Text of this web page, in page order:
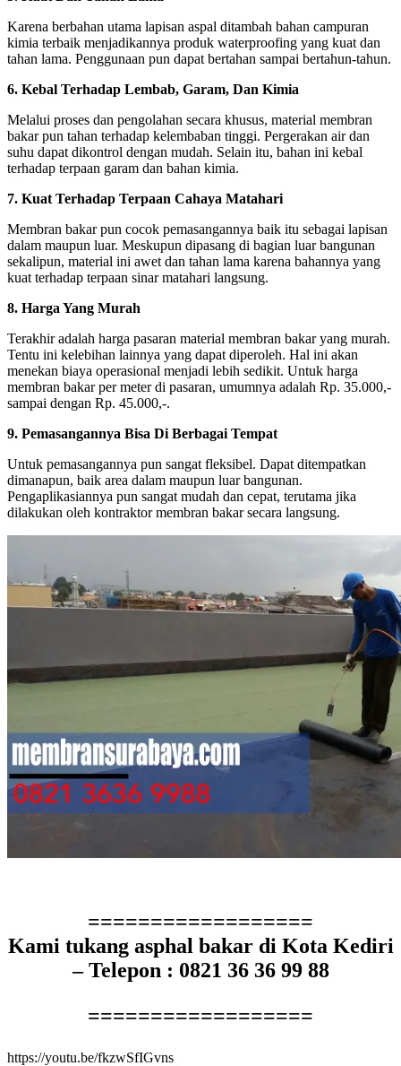
Karena berbahan utama lapisan aspal ditambah bahan campuran
kimia terbaik menjadikannya produk waterproofing yang kuat dan
tahan lama. Penggunaan pun dapat bertahan sampai bertahun-tahun.
6. Kebal Terhadap Lembab, Garam, Dan Kimia
Melalui proses dan pengolahan secara khusus, material membran
bakar pun tahan terhadap kelembaban tinggi. Pergerakan air dan
suhu dapat dikontrol dengan mudah. Selain itu, bahan ini kebal
terhadap terpaan garam dan bahan kimia.
7. Kuat Terhadap Terpaan Cahaya Matahari
Membran bakar pun cocok pemasangannya baik itu sebagai lapisan
dalam maupun luar. Meskupun dipasang di bagian luar bangunan
sekalipun, material ini awet dan tahan lama karena bahannya yang
kuat terhadap terpaan sinar matahari langsung.
8. Harga Yang Murah
Terakhir adalah harga pasaran material membran bakar yang murah.
Tentu ini kelebihan lainnya yang dapat diperoleh. Hal ini akan
menekan biaya operasional menjadi lebih sedikit. Untuk harga
membran bakar per meter di pasaran, umumnya adalah Rp. 35.000,-
sampai dengan Rp. 45.000,-.
9. Pemasangannya Bisa Di Berbagai Tempat
Untuk pemasangannya pun sangat fleksibel. Dapat ditempatkan
dimanapun, baik area dalam maupun luar bangunan.
Pengaplikasiannya pun sangat mudah dan cepat, terutama jika
dilakukan oleh kontraktor membran bakar secara langsung.
==================
Kami tukang asphal bakar di Kota Kediri
– Telepon : 0821 36 36 99 88
==================
https://youtu.be/fkzwSfIGvns